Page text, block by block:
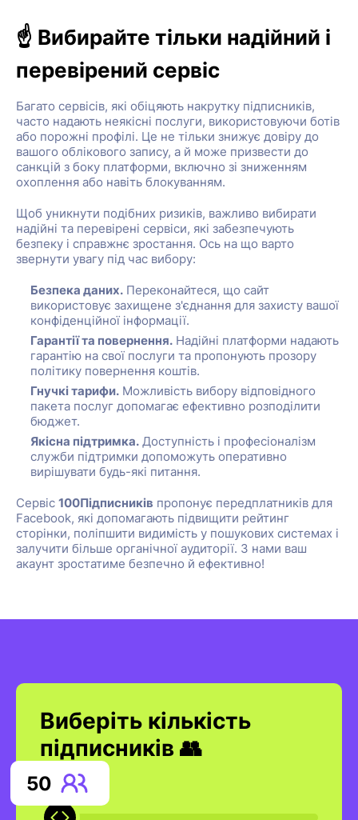
☝️ Вибирайте тільки надійний і
перевірений сервіс
Багато сервісів, які обіцяють накрутку підписників,
часто надають неякісні послуги, використовуючи ботів
або порожні профілі. Це не тільки знижує довіру до
вашого облікового запису, а й може призвести до
санкцій з боку платформи, включно зі зниженням
охоплення або навіть блокуванням.
Щоб уникнути подібних ризиків, важливо вибирати
надійні та перевірені сервіси, які забезпечують
безпеку і справжнє зростання. Ось на що варто
звернути увагу під час вибору:
Безпека даних. Переконайтеся, що сайт
використовує захищене з'єднання для захисту вашої
конфіденційної інформації.
Гарантії та повернення. Надійні платформи надають
гарантію на свої послуги та пропонують прозору
політику повернення коштів.
Гнучкі тарифи. Можливість вибору відповідного
пакета послуг допомагає ефективно розподілити
бюджет.
Якісна підтримка. Доступність і професіоналізм
служби підтримки допоможуть оперативно
вирішувати будь-які питання.
Сервіс 100Підписників пропонує передплатників для
Facebook, які допомагають підвищити рейтинг
сторінки, поліпшити видимість у пошукових системах і
залучити більше органічної аудиторії. З нами ваш
акаунт зростатиме безпечно й ефективно!
Виберіть кількість
підписників 👥
50